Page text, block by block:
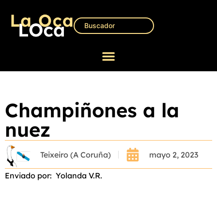
Champiñones a la
nuez
Teixeiro (A Coruña) mayo 2, 2023
Enviado por: Yolanda V.R.